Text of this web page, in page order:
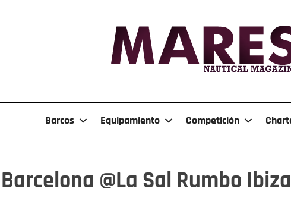
Barcos Equipamiento Competición
@La Sal Rumbo Ibiza